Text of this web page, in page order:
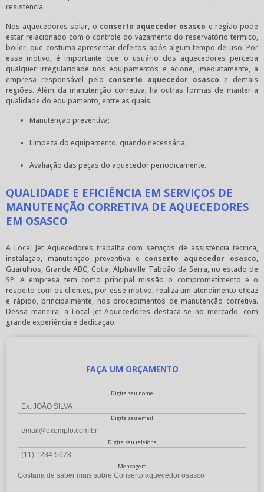
resistência.
Nos aquecedores solar, o conserto aquecedor osasco e região pode
estar relacionado com o controle do vazamento do reservatório térmico,
boiler, que costuma apresentar defeitos após algum tempo de uso. Por
esse motivo, é importante que o usuário dos aquecedores perceba
qualquer irregularidade nos equipamentos e acione, imediatamente, a
empresa responsável pelo conserto aquecedor osasco e demais
regiões. Além da manutenção corretiva, há outras formas de manter a
qualidade do equipamento, entre as quais:
Manutenção preventiva;
Limpeza do equipamento, quando necessária;
Avaliação das peças do aquecedor periodicamente.
QUALIDADE E EFICIÊNCIA EM SERVIÇOS DE
MANUTENÇÃO CORRETIVA DE AQUECEDORES
EM OSASCO
A Local Jet Aquecedores trabalha com serviços de assistência técnica,
instalação, manutenção preventiva e conserto aquecedor osasco,
Guarulhos, Grande ABC, Cotia, Alphaville Taboão da Serra, no estado de
SP. A empresa tem como principal missão o comprometimento e o
respeito com os clientes, por esse motivo, realiza um atendimento eficaz
e rápido, principalmente, nos procedimentos de manutenção corretiva.
Dessa maneira, a Local Jet Aquecedores destaca-se no mercado, com
grande experiência e dedicação.
FAÇA UM ORÇAMENTO
Digite seu nome
Digite seu email
Digite seu telefone
Mensagem